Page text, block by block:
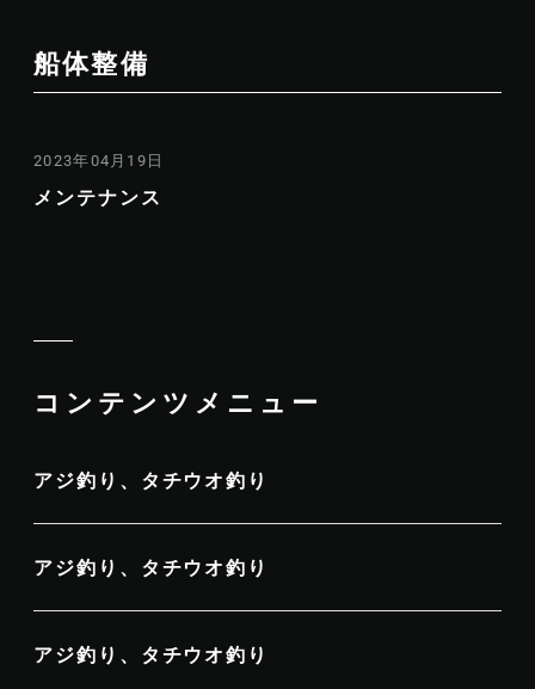
船体整備
2023年04月19日
メンテナンス
コンテンツメニュー
アジ釣り、タチウオ釣り
アジ釣り、タチウオ釣り
アジ釣り、タチウオ釣り